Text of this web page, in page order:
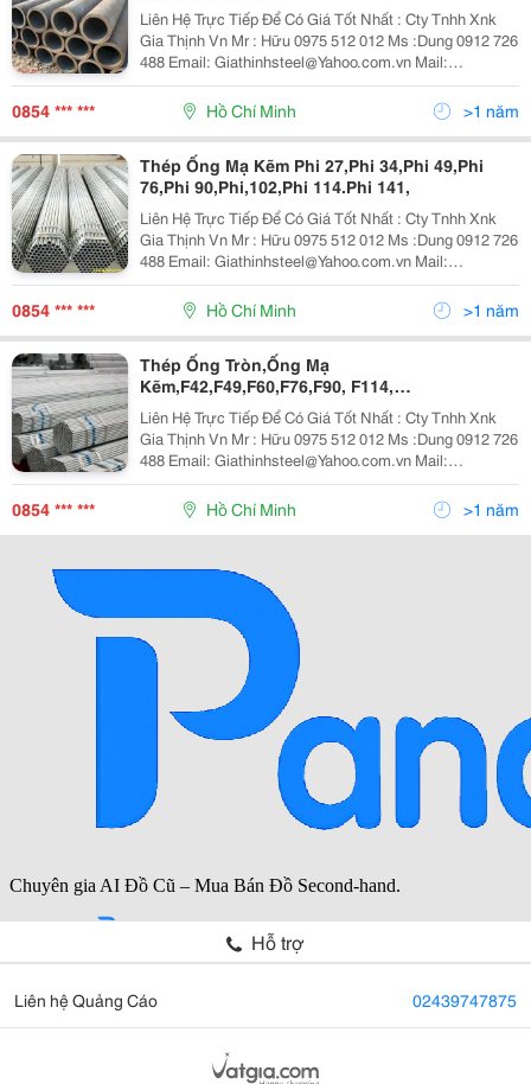
Liên Hệ Trực Tiếp Để Có Giá Tốt Nhất : Cty Tnhh Xnk
Gia Thịnh Vn Mr : Hữu 0975 512 012 Ms :Dung 0912 726
488 Email: Giathinhsteel@Yahoo.com.vn Mail:
Dunglesteel@Gmail.com Website :
Http://Giathinhsteel.com.vn Đc: Số 2 , Đường 14,
0854 *** *** Hồ Chí Minh >1 năm
Thép Ống Mạ Kẽm Phi 27,Phi 34,Phi 49,Phi
76,Phi 90,Phi,102,Phi 114.Phi 141,
Liên Hệ Trực Tiếp Để Có Giá Tốt Nhất : Cty Tnhh Xnk
Gia Thịnh Vn Mr : Hữu 0975 512 012 Ms :Dung 0912 726
488 Email: Giathinhsteel@Yahoo.com.vn Mail:
Dunglesteel@Gm Ail.com Website :
Http://Giathinhsteel.com.vn Đc: Số 2 , Đường 14
0854 *** *** Hồ Chí Minh >1 năm
Thép Ống Tròn,Ống Mạ
Kẽm,F42,F49,F60,F76,F90, F114,
F140,F141,F168.F219
Liên Hệ Trực Tiếp Để Có Giá Tốt Nhất : Cty Tnhh Xnk
Gia Thịnh Vn Mr : Hữu 0975 512 012 Ms :Dung 0912 726
488 Email: Giathinhsteel@Yahoo.com.vn Mail:
Dunglesteel@Gmail.com Website :
Http://Giathinhsteel.com.vn Đc: Số 2 , Đường 14,
0854 *** *** Hồ Chí Minh >1 năm
Hỗ trợ
Liên hệ Quảng Cáo 02439747875